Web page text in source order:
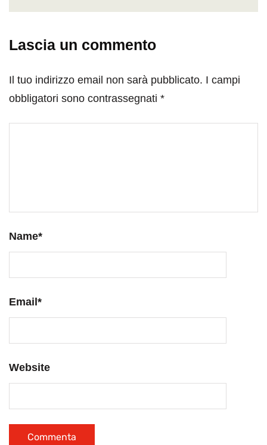
Lascia un commento
Il tuo indirizzo email non sarà pubblicato. I campi
obbligatori sono contrassegnati *
Name*
Email*
Website